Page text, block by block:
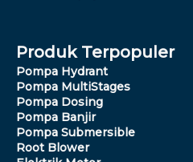
Produk Terpopuler
Pompa Hydrant
Pompa MultiStages
Pompa Dosing
Pompa Banjir
Pompa Submersible
Root Blower